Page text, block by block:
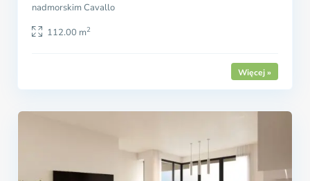
nadmorskim Cavallo
112.00 m2